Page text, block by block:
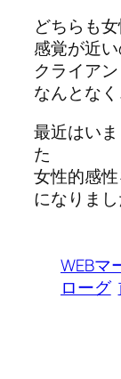
どちらも
感覚が近
クライア
なんとなく
最近はい
た
女性的感
になりまし
WEBマ
ローグ